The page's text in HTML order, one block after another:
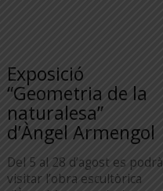
Exposició
“Geometria de la
naturalesa”
d’Àngel Armengol
Del 5 al 28 d’agost es podrà
visitar l’obra escultòrica